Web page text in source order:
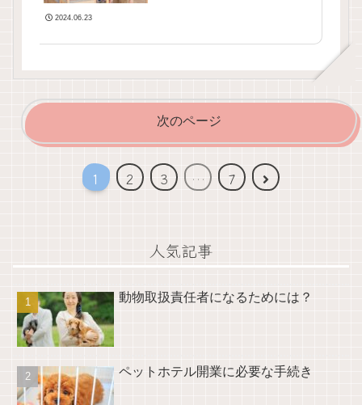
2024.06.23
次のページ
1 2 3 … 7
次
人気記事
動物取扱責任者になるためには？
ペットホテル開業に必要な手続き